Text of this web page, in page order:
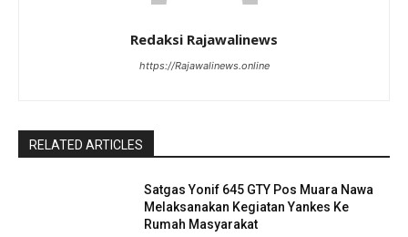
Redaksi Rajawalinews
https://Rajawalinews.online
RELATED ARTICLES
Satgas Yonif 645 GTY Pos Muara Nawa
Melaksanakan Kegiatan Yankes Ke
Rumah Masyarakat